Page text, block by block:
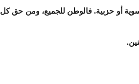
أو حزبية. فالوطن للجميع، ومن حق كل